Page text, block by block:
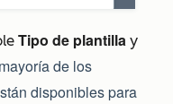
Tipo de plantilla y
de los
disponibles para